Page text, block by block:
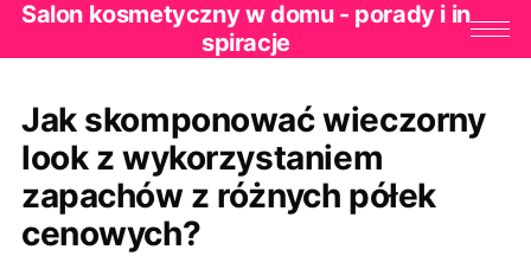
Salon kosmetyczny w domu - porady i in
spiracje
Jak skomponować wieczorny
look z wykorzystaniem
zapachów z różnych półek
cenowych?